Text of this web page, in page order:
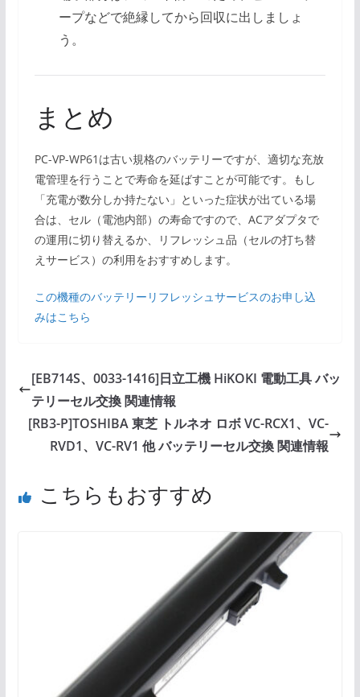
ープなどで絶縁してから回収に出しましょ
う。
まとめ
PC-VP-WP61は古い規格のバッテリーですが、適切な充放
電管理を行うことで寿命を延ばすことが可能です。もし
「充電が数分しか持たない」といった症状が出ている場
合は、セル（電池内部）の寿命ですので、ACアダプタで
の運用に切り替えるか、リフレッシュ品（セルの打ち替
えサービス）の利用をおすすめします。
この機種のバッテリーリフレッシュサービスのお申し込
みはこちら
[EB714S、0033-1416]日立工機 HiKOKI 電動工具 バッ
テリーセル交換 関連情報
[RB3-P]TOSHIBA 東芝 トルネオ ロボ VC-RCX1、VC-
RVD1、VC-RV1 他 バッテリーセル交換 関連情報
こちらもおすすめ